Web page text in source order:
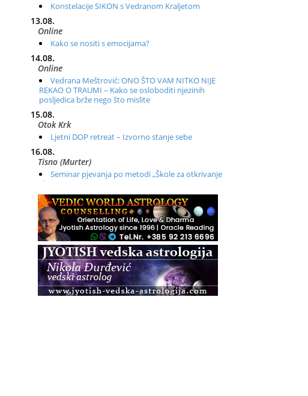
Konstelacije SIKON s Vedranom Kraljetom
13.08.
Online
Kako se nositi s emocijama?
14.08.
Online
Vedrana Meštrović: ONO ŠTO VAM NITKO NIJE
REKAO O TRAUMI – Kako se osloboditi njezinih
posljedica brže nego što mislite
15.08.
Otok Krk
Ljetni DOP retreat – Izvorno stanje sebe
16.08.
Tisno (Murter)
Seminar pjevanja po metodi „Škole za otkrivanje
glasa“
20.08.
Online
Radionica: Pomagači iz drugih dimenzija Online –
otvoreno za sve
21.08.
Zagreb+Online
Osnovni ThetaHealing® tečaj, Zagreb i Online
22.08.
Pula